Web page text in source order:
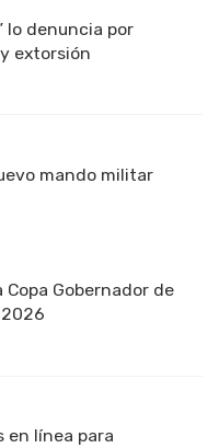
lo denuncia por
extorsión
mando militar
Gobernador de
en línea para